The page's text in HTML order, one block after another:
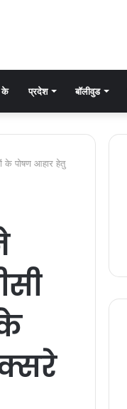
के प्रदेश बॉलीवुड
के पोषण आहार हेतु